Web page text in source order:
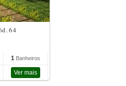
64
1 Banheiros
Ver mais